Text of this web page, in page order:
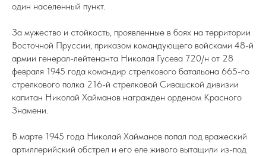
один населенный пункт.
За мужество и стойкость, проявленные в боях на территории
Восточной Пруссии, приказом командующего войсками 48-й
армии генерал-лейтенанта Николая Гусева 720/н от 28
февраля 1945 года командир стрелкового батальона 665-го
стрелкового полка 216-й стрелковой Сивашской дивизии
капитан Николай Хайманов награжден орденом Красного
Знамени.
В марте 1945 года Николай Хайманов попал под вражеский
артиллерийский обстрел и его еле живого вытащили из-под